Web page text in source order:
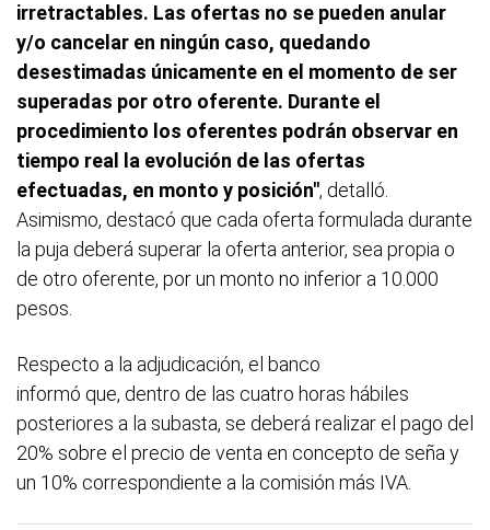
irretractables. Las ofertas no se pueden anular
y/o cancelar en ningún caso, quedando
desestimadas únicamente en el momento de ser
superadas por otro oferente. Durante el
procedimiento los oferentes podrán observar en
tiempo real la evolución de las ofertas
efectuadas, en monto y posición", detalló.
Asimismo, destacó que cada oferta formulada durante
la puja deberá superar la oferta anterior, sea propia o
de otro oferente, por un monto no inferior a 10.000
pesos.
Respecto a la adjudicación, el banco
informó que, dentro de las cuatro horas hábiles
posteriores a la subasta, se deberá realizar el pago del
20% sobre el precio de venta en concepto de seña y
un 10% correspondiente a la comisión más IVA.